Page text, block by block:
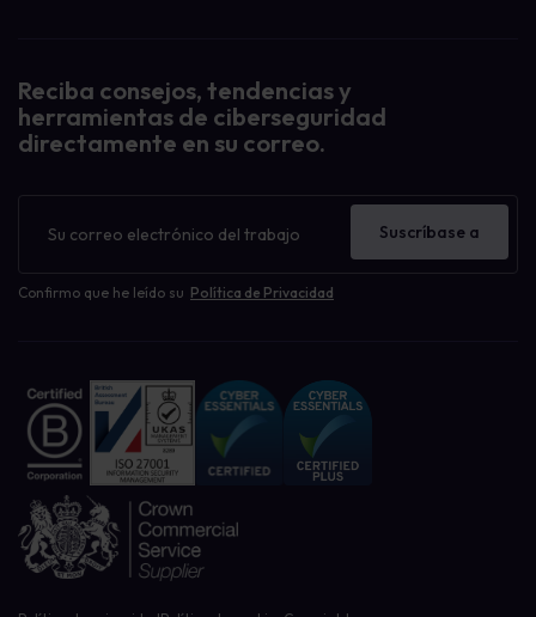
Estudio de caso
Nuestro blog
Gestión de políticas
Gobernanza, Riesgo, Cumplimiento GRC
Phishing y ransomware
Privacidad, GDPR, CCPA
Sin categoría
Reciba consejos, tendencias y
herramientas de ciberseguridad
directamente en su correo.
Confirmo que he leído su Política de Privacidad
Suscríbase a